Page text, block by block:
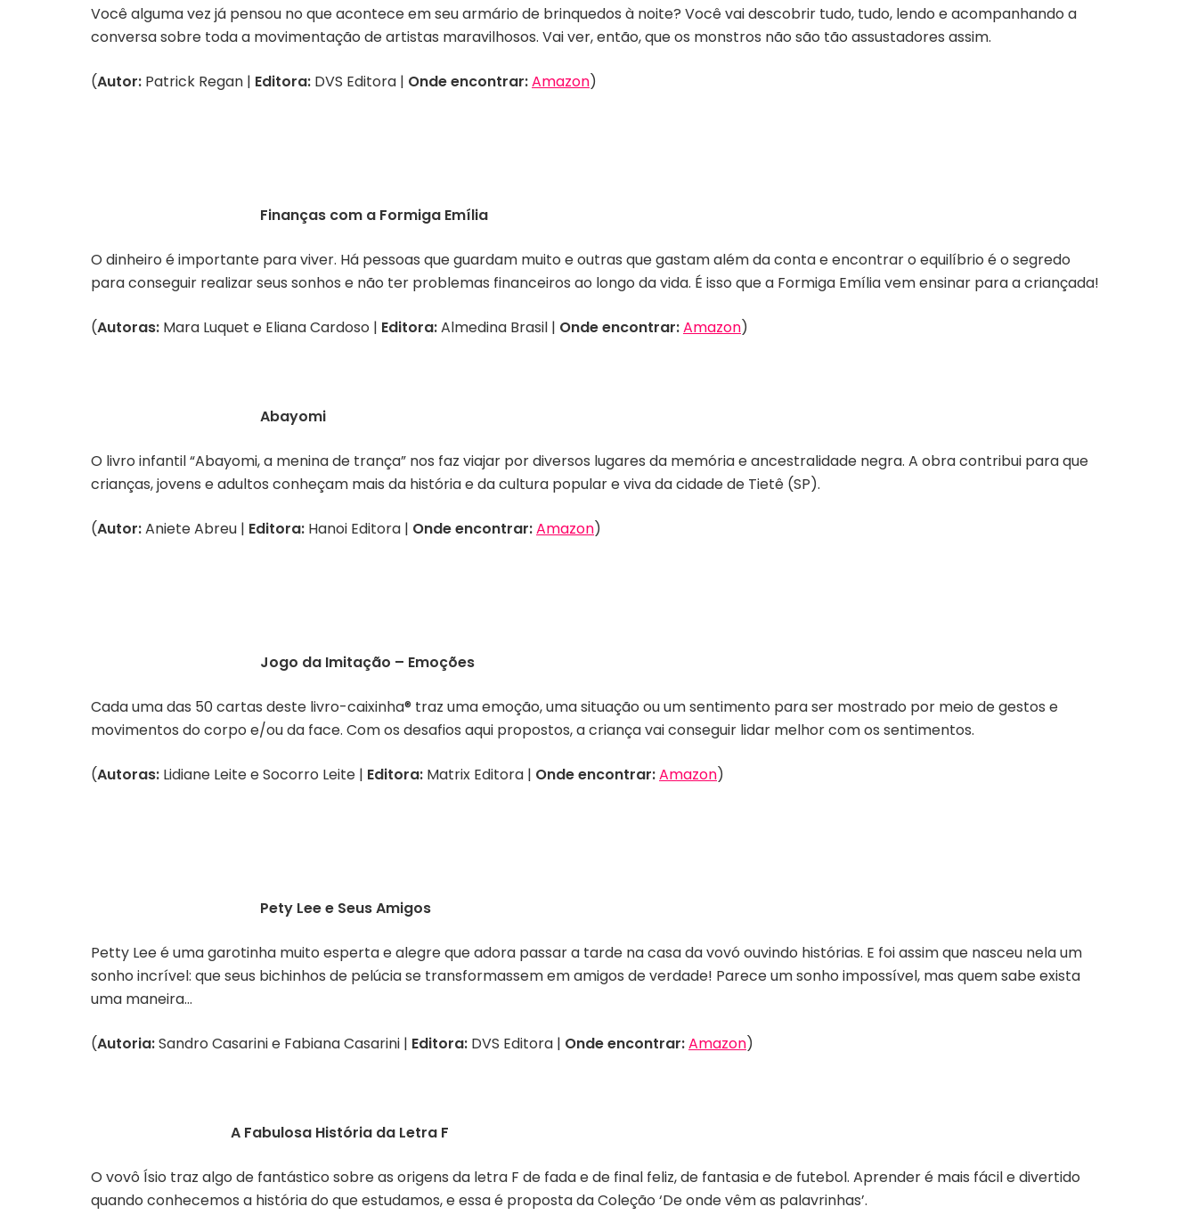
Você alguma vez já pensou no que acontece em seu armário de brinquedos à noite? Você vai descobrir tudo, tudo, lendo e acompanhando a
conversa sobre toda a movimentação de artistas maravilhosos. Vai ver, então, que os monstros não são tão assustadores assim.
(Autor: Patrick Regan | Editora: DVS Editora | Onde encontrar:Amazon)
Finanças com a Formiga Emília
O dinheiro é importante para viver. Há pessoas que guardam muito e outras que gastam além da conta e encontrar o equilíbrio é o segredo
para conseguir realizar seus sonhos e não ter problemas financeiros ao longo da vida. É isso que a Formiga Emília vem ensinar para a criançada!
(Autoras: Mara Luquet e Eliana Cardoso | Editora:Almedina Brasil | Onde encontrar:Amazon)
Abayomi
O livro infantil “Abayomi, a menina de trança” nos faz viajar por diversos lugares da memória e ancestralidade negra. A obra contribui para que
crianças, jovens e adultos conheçam mais da história e da cultura popular e viva da cidade de Tietê (SP).
(Autor:Aniete Abreu | Editora: Hanoi Editora | Onde encontrar:Amazon)
Jogo da Imitação – Emoções
Cada uma das 50 cartas deste livro-caixinha® traz uma emoção, uma situação ou um sentimento para ser mostrado por meio de gestos e
movimentos do corpo e/ou da face. Com os desafios aqui propostos, a criança vai conseguir lidar melhor com os sentimentos.
(Autoras: Lidiane Leite e Socorro Leite | Editora: Matrix Editora | Onde encontrar:Amazon)
Pety Lee e Seus Amigos
Petty Lee é uma garotinha muito esperta e alegre que adora passar a tarde na casa da vovó ouvindo histórias. E foi assim que nasceu nela um
sonho incrível: que seus bichinhos de pelúcia se transformassem em amigos de verdade! Parece um sonho impossível, mas quem sabe exista
uma maneira…
(Autoria:Sandro Casarini e Fabiana Casarini | Editora: DVS Editora | Onde encontrar:Amazon)
A Fabulosa História da Letra F
O vovô Ísio traz algo de fantástico sobre as origens da letra F de fada e de final feliz, de fantasia e de futebol. Aprender é mais fácil e divertido
quando conhecemos a história do que estudamos, e essa é proposta da Coleção ‘De onde vêm as palavrinhas’.